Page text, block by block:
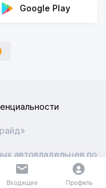
Google Play
автовладельцев по
Входящие Профиль